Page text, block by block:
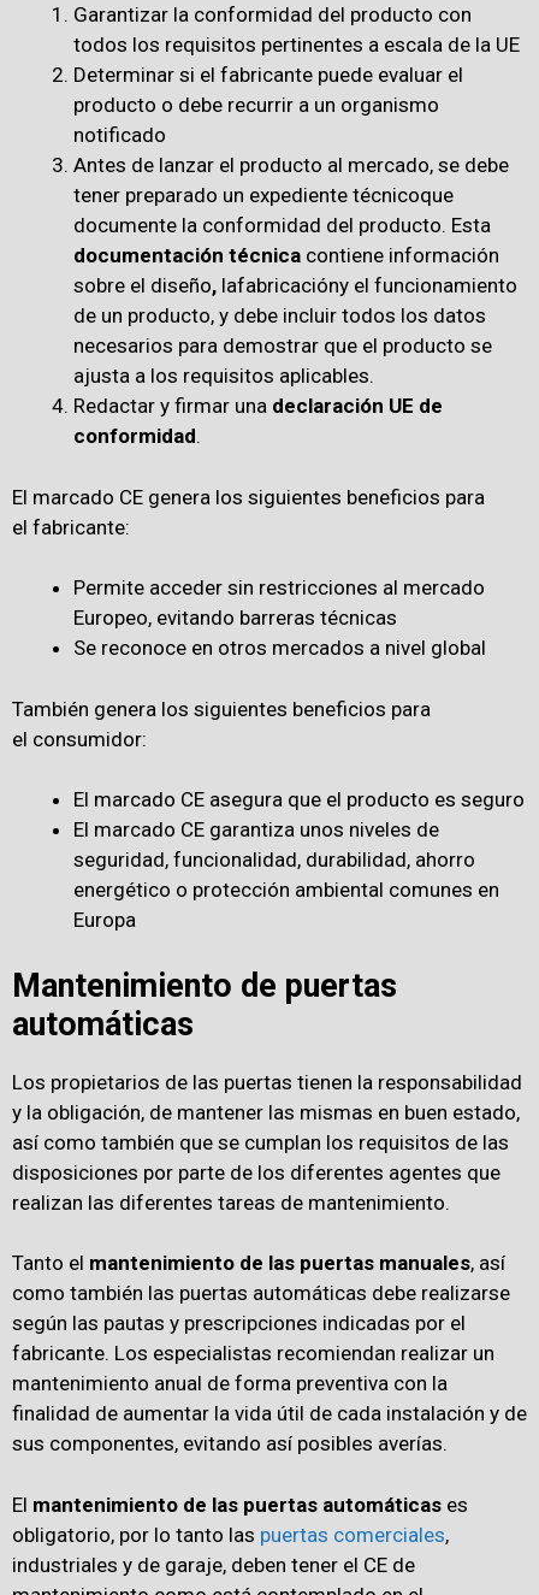
Garantizar la conformidad del producto con
todos los requisitos pertinentes a escala de la UE
Determinar si el fabricante puede evaluar el
producto o debe recurrir a un organismo
notificado
Antes de lanzar el producto al mercado, se debe
tener preparado un expediente técnicoque
documente la conformidad del producto. Esta
documentación técnica contiene información
sobre el diseño, lafabricacióny el funcionamiento
de un producto, y debe incluir todos los datos
necesarios para demostrar que el producto se
ajusta a los requisitos aplicables.
Redactar y firmar una declaración UE de
conformidad.
El marcado CE genera los siguientes beneficios para
el fabricante:​​
Permite acceder sin restricciones al mercado
Europeo, evitando barreras técnicas
Se reconoce en otros mercados a nivel global
También genera los siguientes beneficios para
el consumidor:
El marcad​​​​o CE asegura que el producto es seguro
El marcado CE ​garantiza unos niveles de
seguridad, funcionalidad, durabilidad, ahorro
energético o protección ambiental comunes en
Europa​​
Mantenimiento de puertas
automáticas
Los propietarios de las puertas tienen la responsabilidad
y la obligación, de mantener las mismas en buen estado,
así como también que se cumplan los requisitos de las
disposiciones por parte de los diferentes agentes que
realizan las diferentes tareas de mantenimiento.
Tanto el mantenimiento de las puertas manuales, así
como también las puertas automáticas debe realizarse
según las pautas y prescripciones indicadas por el
fabricante. Los especialistas recomiendan realizar un
mantenimiento anual de forma preventiva con la
finalidad de aumentar la vida útil de cada instalación y de
sus componentes, evitando así posibles averías.
El mantenimiento de las puertas automáticas es
obligatorio, por lo tanto las puertas comerciales,
industriales y de garaje, deben tener el CE de